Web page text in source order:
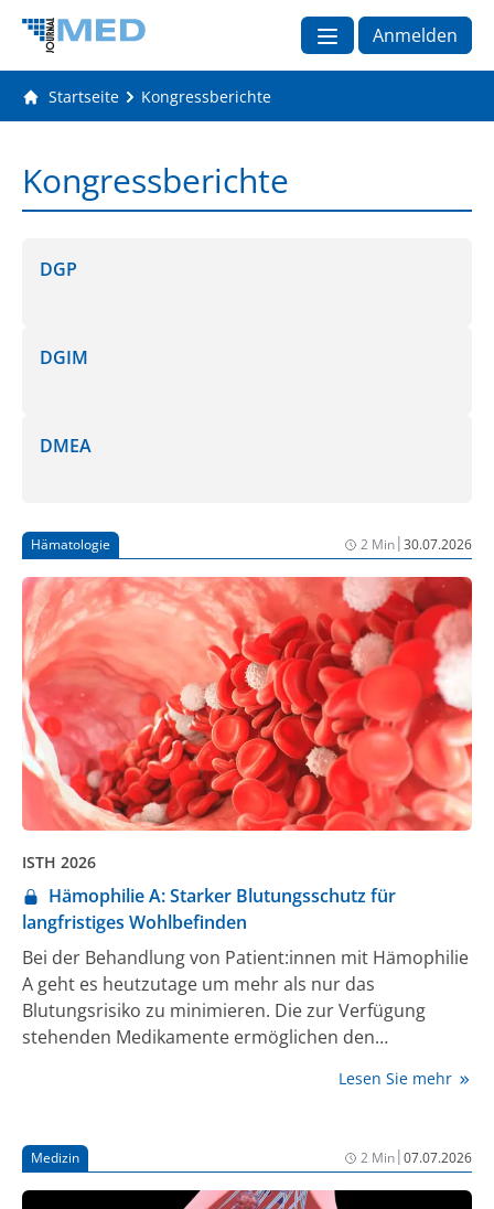
Anmelden
Startseite Kongressberichte
Kongressberichte
DGP
DGIM
DMEA
Hämatologie 2 Min|30.07.2026
ISTH 2026
Hämophilie A: Starker Blutungsschutz für
langfristiges Wohlbefinden
Bei der Behandlung von Patient:innen mit Hämophilie
A geht es heutzutage um mehr als nur das
Blutungsrisiko zu minimieren. Die zur Verfügung
stehenden Medikamente ermöglichen den
täglichen Leben teilzunehmen – und das bei deutlich
fühlen sich viele Patient:innen auch mental weniger
belastet [1, 2].
Lesen Sie mehr
Medizin 2 Min|07.07.2026